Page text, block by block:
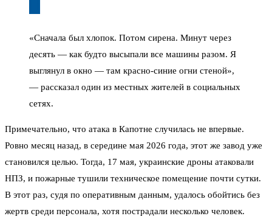
«Сначала был хлопок. Потом сирена. Минут через
десять — как будто высыпали все машины разом. Я
выглянул в окно — там красно-синие огни стеной»,
— рассказал один из местных жителей в социальных
сетях.
Примечательно, что атака в Капотне случилась не впервые.
Ровно месяц назад, в середине мая 2026 года, этот же завод уже
становился целью. Тогда, 17 мая, украинские дроны атаковали
НПЗ, и пожарные тушили техническое помещение почти сутки.
В этот раз, судя по оперативным данным, удалось обойтись без
жертв среди персонала, хотя пострадали несколько человек.